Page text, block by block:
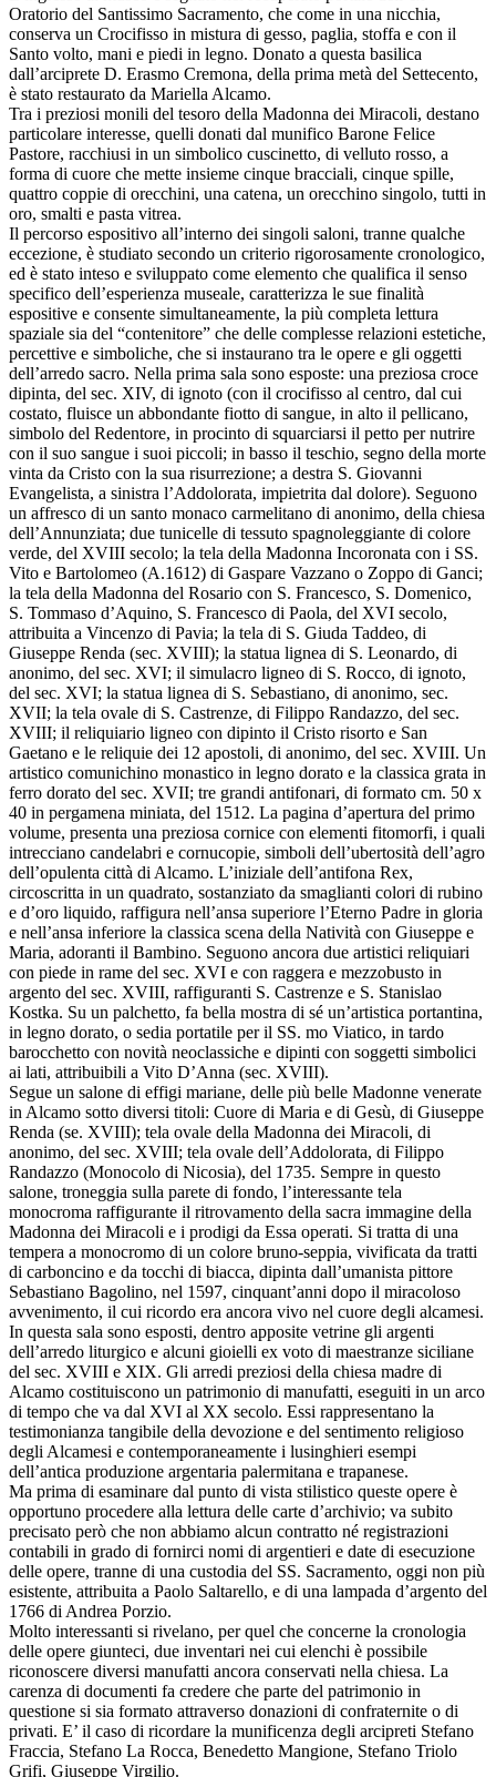
Oratorio del Santissimo Sacramento, che come in una nicchia,
conserva un Crocifisso in mistura di gesso, paglia, stoffa e con il
Santo volto, mani e piedi in legno. Donato a questa basilica
dall’arciprete D. Erasmo Cremona, della prima metà del Settecento,
è stato restaurato da Mariella Alcamo.
Tra i preziosi monili del tesoro della Madonna dei Miracoli, destano
particolare interesse, quelli donati dal munifico Barone Felice
Pastore, racchiusi in un simbolico cuscinetto, di velluto rosso, a
forma di cuore che mette insieme cinque bracciali, cinque spille,
quattro coppie di orecchini, una catena, un orecchino singolo, tutti in
oro, smalti e pasta vitrea.
Il percorso espositivo all’interno dei singoli saloni, tranne qualche
eccezione, è studiato secondo un criterio rigorosamente cronologico,
ed è stato inteso e sviluppato come elemento che qualifica il senso
specifico dell’esperienza museale, caratterizza le sue finalità
espositive e consente simultaneamente, la più completa lettura
spaziale sia del “contenitore” che delle complesse relazioni estetiche,
percettive e simboliche, che si instaurano tra le opere e gli oggetti
dell’arredo sacro. Nella prima sala sono esposte: una preziosa croce
dipinta, del sec. XIV, di ignoto (con il crocifisso al centro, dal cui
costato, fluisce un abbondante fiotto di sangue, in alto il pellicano,
simbolo del Redentore, in procinto di squarciarsi il petto per nutrire
con il suo sangue i suoi piccoli; in basso il teschio, segno della morte
vinta da Cristo con la sua risurrezione; a destra S. Giovanni
Evangelista, a sinistra l’Addolorata, impietrita dal dolore). Seguono
un affresco di un santo monaco carmelitano di anonimo, della chiesa
dell’Annunziata; due tunicelle di tessuto spagnoleggiante di colore
verde, del XVIII secolo; la tela della Madonna Incoronata con i SS.
Vito e Bartolomeo (A.1612) di Gaspare Vazzano o Zoppo di Ganci;
la tela della Madonna del Rosario con S. Francesco, S. Domenico,
S. Tommaso d’Aquino, S. Francesco di Paola, del XVI secolo,
attribuita a Vincenzo di Pavia; la tela di S. Giuda Taddeo, di
Giuseppe Renda (sec. XVIII); la statua lignea di S. Leonardo, di
anonimo, del sec. XVI; il simulacro ligneo di S. Rocco, di ignoto,
del sec. XVI; la statua lignea di S. Sebastiano, di anonimo, sec.
XVII; la tela ovale di S. Castrenze, di Filippo Randazzo, del sec.
XVIII; il reliquiario ligneo con dipinto il Cristo risorto e San
Gaetano e le reliquie dei 12 apostoli, di anonimo, del sec. XVIII. Un
artistico comunichino monastico in legno dorato e la classica grata in
ferro dorato del sec. XVII; tre grandi antifonari, di formato cm. 50 x
40 in pergamena miniata, del 1512. La pagina d’apertura del primo
volume, presenta una preziosa cornice con elementi fitomorfi, i quali
intrecciano candelabri e cornucopie, simboli dell’ubertosità dell’agro
dell’opulenta città di Alcamo. L’iniziale dell’antifona Rex,
circoscritta in un quadrato, sostanziato da smaglianti colori di rubino
e d’oro liquido, raffigura nell’ansa superiore l’Eterno Padre in gloria
e nell’ansa inferiore la classica scena della Natività con Giuseppe e
Maria, adoranti il Bambino. Seguono ancora due artistici reliquiari
con piede in rame del sec. XVI e con raggera e mezzobusto in
argento del sec. XVIII, raffiguranti S. Castrenze e S. Stanislao
Kostka. Su un palchetto, fa bella mostra di sé un’artistica portantina,
in legno dorato, o sedia portatile per il SS. mo Viatico, in tardo
barocchetto con novità neoclassiche e dipinti con soggetti simbolici
ai lati, attribuibili a Vito D’Anna (sec. XVIII).
Segue un salone di effigi mariane, delle più belle Madonne venerate
in Alcamo sotto diversi titoli: Cuore di Maria e di Gesù, di Giuseppe
Renda (se. XVIII); tela ovale della Madonna dei Miracoli, di
anonimo, del sec. XVIII; tela ovale dell’Addolorata, di Filippo
Randazzo (Monocolo di Nicosia), del 1735. Sempre in questo
salone, troneggia sulla parete di fondo, l’interessante tela
monocroma raffigurante il ritrovamento della sacra immagine della
Madonna dei Miracoli e i prodigi da Essa operati. Si tratta di una
tempera a monocromo di un colore bruno-seppia, vivificata da tratti
di carboncino e da tocchi di biacca, dipinta dall’umanista pittore
Sebastiano Bagolino, nel 1597, cinquant’anni dopo il miracoloso
avvenimento, il cui ricordo era ancora vivo nel cuore degli alcamesi.
In questa sala sono esposti, dentro apposite vetrine gli argenti
dell’arredo liturgico e alcuni gioielli ex voto di maestranze siciliane
del sec. XVIII e XIX. Gli arredi preziosi della chiesa madre di
Alcamo costituiscono un patrimonio di manufatti, eseguiti in un arco
di tempo che va dal XVI al XX secolo. Essi rappresentano la
testimonianza tangibile della devozione e del sentimento religioso
degli Alcamesi e contemporaneamente i lusinghieri esempi
dell’antica produzione argentaria palermitana e trapanese.
Ma prima di esaminare dal punto di vista stilistico queste opere è
opportuno procedere alla lettura delle carte d’archivio; va subito
precisato però che non abbiamo alcun contratto né registrazioni
contabili in grado di fornirci nomi di argentieri e date di esecuzione
delle opere, tranne di una custodia del SS. Sacramento, oggi non più
esistente, attribuita a Paolo Saltarello, e di una lampada d’argento del
1766 di Andrea Porzio.
Molto interessanti si rivelano, per quel che concerne la cronologia
delle opere giunteci, due inventari nei cui elenchi è possibile
riconoscere diversi manufatti ancora conservati nella chiesa. La
carenza di documenti fa credere che parte del patrimonio in
questione si sia formato attraverso donazioni di confraternite o di
privati. E’ il caso di ricordare la munificenza degli arcipreti Stefano
Fraccia, Stefano La Rocca, Benedetto Mangione, Stefano Triolo
Grifi, Giuseppe Virgilio.